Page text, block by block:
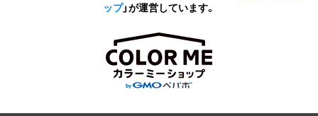
ップ」が運営しています。